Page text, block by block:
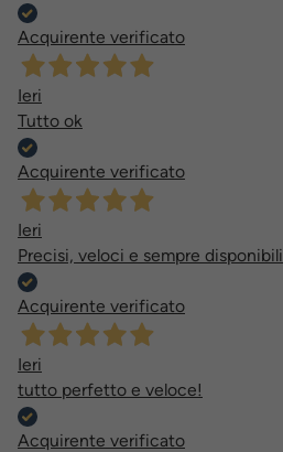
Acquirente verificato
Ieri
Tutto ok
Acquirente verificato
Ieri
Precisi, veloci e sempre disponibili
Acquirente verificato
Ieri
tutto perfetto e veloce!
Acquirente verificato